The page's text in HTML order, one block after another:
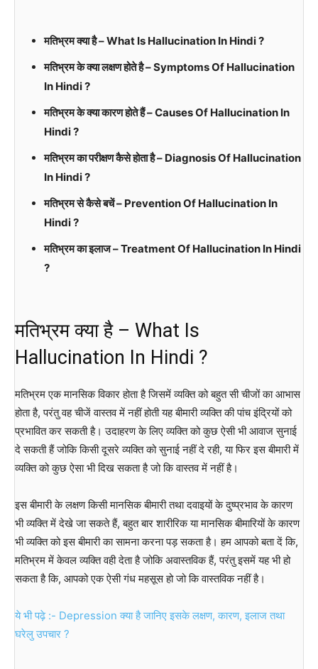
मतिभ्रम क्या है – What Is Hallucination In Hindi ?
मतिभ्रम के क्या लक्षण होते है – Symptoms Of Hallucination
In Hindi ?
मतिभ्रम के क्या कारण होते हैं – Causes Of Hallucination In
Hindi ?
मतिभ्रम का परीक्षण कैसे होता है – Diagnosis Of Hallucination
In Hindi ?
मतिभ्रम से कैसे बचें – Prevention Of Hallucination In
Hindi ?
मतिभ्रम का इलाज – Treatment Of Hallucination In Hindi
?
मतिभ्रम क्या है – What Is
Hallucination In Hindi ?
मतिभ्रम एक मानसिक विकार होता है जिसमें व्यक्ति को बहुत सी चीजों का आभास
होता है, परंतु वह चीजें वास्तव में नहीं होती यह बीमारी व्यक्ति की पांच इंद्रियों को
प्रभावित कर सकती है। उदाहरण के लिए व्यक्ति को कुछ ऐसी भी आवाज सुनाई
दे सकती हैं जोकि किसी दूसरे व्यक्ति को सुनाई नहीं दे रही, या फिर इस बीमारी में
व्यक्ति को कुछ ऐसा भी दिख सकता है जो कि वास्तव में नहीं है।
इस बीमारी के लक्षण किसी मानसिक बीमारी तथा दवाइयों के दुष्प्रभाव के कारण
भी व्यक्ति में देखे जा सकते हैं, बहुत बार शारीरिक या मानसिक बीमारियों के कारण
भी व्यक्ति को इस बीमारी का सामना करना पड़ सकता है। हम आपको बता दें कि,
मतिभ्रम में केवल व्यक्ति वही देता है जोकि अवास्तविक हैं, परंतु इसमें यह भी हो
सकता है कि, आपको एक ऐसी गंध महसूस हो जो कि वास्तविक नहीं है।
ये भी पढ़े :- Depression क्या है जानिए इसके लक्षण, कारण, इलाज तथा
घरेलु उपचार ?